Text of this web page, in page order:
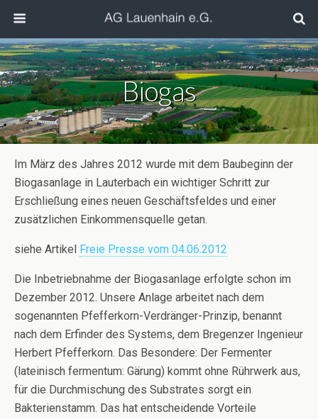
Biogas
Im März des Jahres 2012 wurde mit dem Baubeginn der
Biogasanlage in Lauterbach ein wichtiger Schritt zur
Erschließung eines neuen Geschäftsfeldes und einer
zusätzlichen Einkommensquelle getan.
siehe Artikel Freie Presse vom 04.06.2012
Die Inbetriebnahme der Biogasanlage erfolgte schon im
Dezember 2012. Unsere Anlage arbeitet nach dem
sogenannten Pfefferkorn-Verdränger-Prinzip, benannt
nach dem Erfinder des Systems, dem Bregenzer Ingenieur
Herbert Pfefferkorn. Das Besondere: Der Fermenter
(lateinisch fermentum: Gärung) kommt ohne Rührwerk aus,
für die Durchmischung des Substrates sorgt ein
Bakterienstamm. Das hat entscheidende Vorteile